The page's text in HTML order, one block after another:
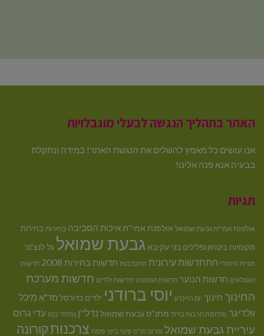
האתר בתהליך הנגשה לבעלי מוגבלויות
אנו עושים כל מאמץ להשלים את הנגשת האתר! במידה ונתקלת
בבעיה אנא פנה אלינו!
תגיות
אולפנת אמי"ת גבעת שמואל אולפנת אמי''תאיכות הסביבה בחירות בחירות
מקומיותביטחון ופלילים בני עקיבא גבעת שמואל גל לנצ'נר
הבית היהודי התחדשות עירונית התנדבות חדשות בחירות 2008 חדשות
הגמלאים חדשות הנוער חדשות הספורט חדשות ילדים חדשות מערכת
החינוך חינוך יום הזיכרון יוסי ברודני ילדים כדורסל מד"א מיכל
וולדיגר מלחמת חרבות ברזל מתנ"ס גבעת שמואל נדל''ן נפתלי בנט עדי גרוס
עיריית גבעת שמואל פורום פו"פ פינוי בינוי פסח צרכנותקורונה